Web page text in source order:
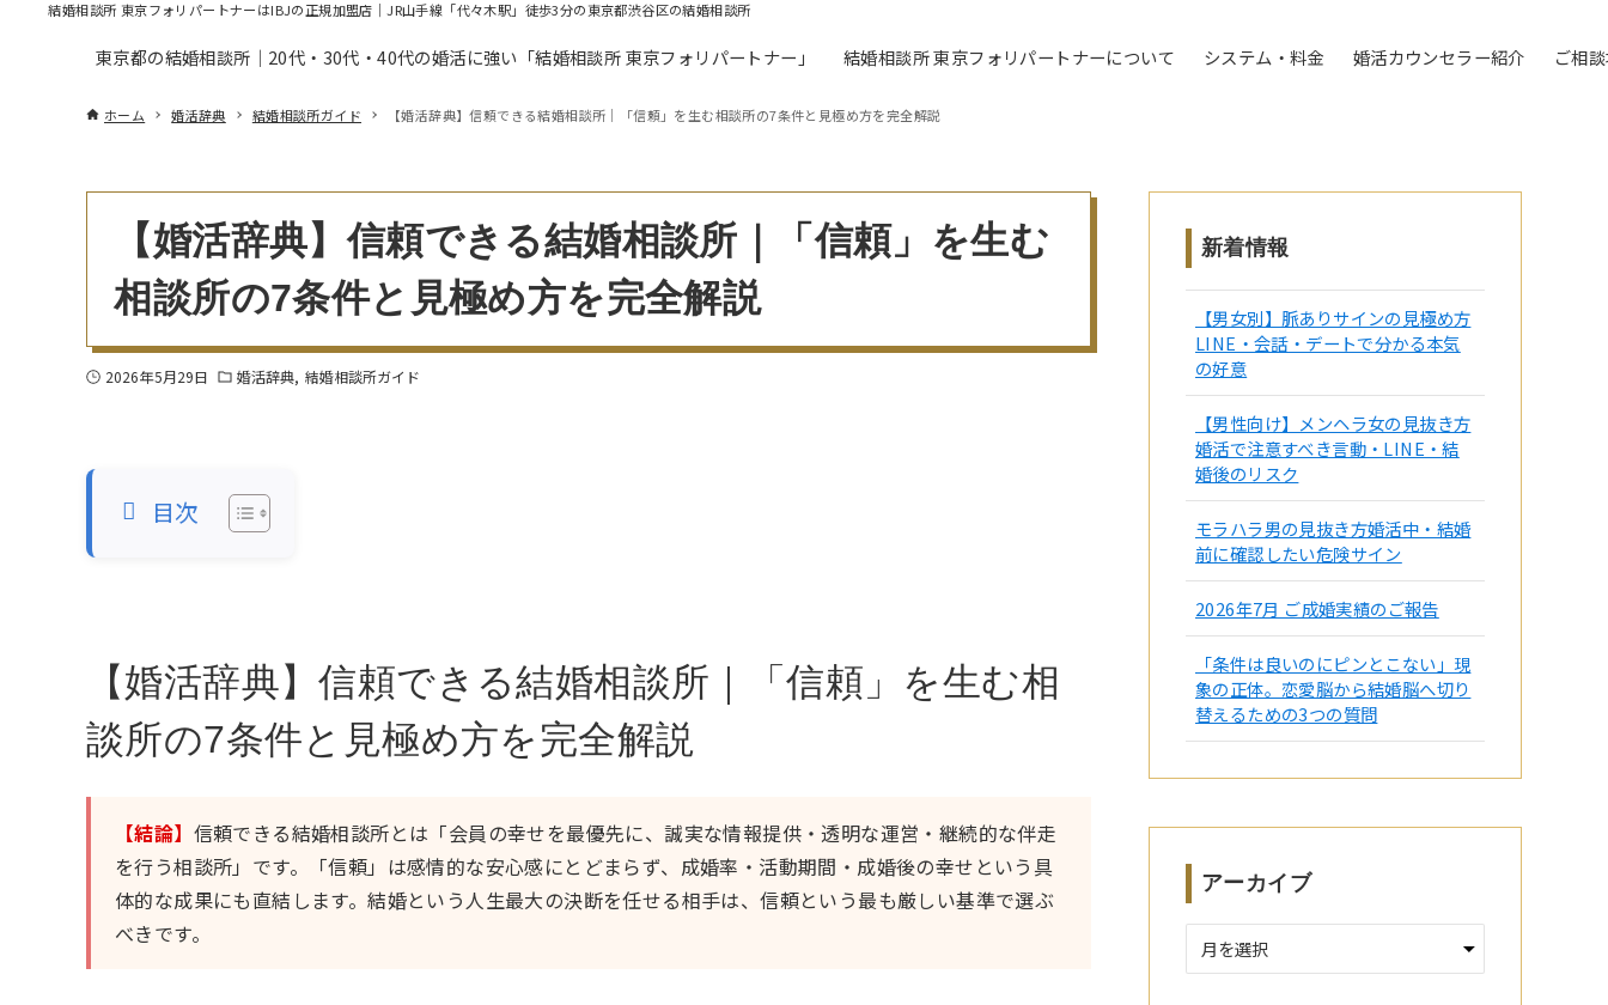
結婚相談所 東京フォリパートナーはIBJの正規加盟店｜JR山手線「代々木駅」徒歩3分の東京都渋谷区の結婚相談所
東京都の結婚相談所｜20代・30代・40代の婚活に強い「結婚相談所 東京フォリパートナー」 結婚相談所 東京フォリパートナーについて システム・料金 婚活カウンセラー紹介 ご相
ホーム 婚活辞典 結婚相談所ガイド 【婚活辞典】信頼できる結婚相談所｜「信頼」を生む相談所の7条件と見極め方を完全解説
【婚活辞典】信頼できる結婚相談所｜「信頼」を生む
相談所の7条件と見極め方を完全解説
2026年5月29日 婚活辞典 結婚相談所ガイド
目次
【婚活辞典】信頼できる結婚相談所｜「信頼」を生む相
談所の7条件と見極め方を完全解説
【結論】 信頼できる結婚相談所とは「会員の幸せを最優先に、誠実な情報提供・透明な運営・継続的な伴走
を行う相談所」です。「信頼」は感情的な安心感にとどまらず、成婚率・活動期間・成婚後の幸せという具
体的な成果にも直結します。結婚という人生最大の決断を任せる相手は、信頼という最も厳しい基準で選ぶ
べきです。
新着情報
【男女別】脈ありサインの見極め方
LINE・会話・デートで分かる本気
の好意
【男性向け】メンヘラ女の見抜き方
婚活で注意すべき言動・LINE・結
婚後のリスク
モラハラ男の見抜き方婚活中・結婚
前に確認したい危険サイン
2026年7月 ご成婚実績のご報告
「条件は良いのにピンとこない」現
象の正体。恋愛脳から結婚脳へ切り
替えるための3つの質問
アーカイブ
ー